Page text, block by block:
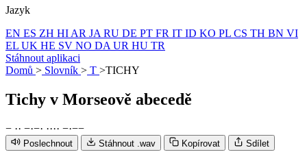
Jazyk
EN ES ZH HI AR JA RU DE PT FR IT ID KO PL CS TH BN VI
EL UK HE SV NO DA UR HU TR
Stáhnout aplikaci
Domů > Slovník > T >TICHY
Tichy v Morseově abecedě
− ·· −·−· ···· −·−−
Poslechnout Stáhnout .wav Kopírovat Sdílet